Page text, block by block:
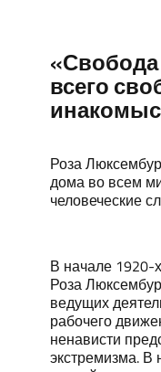
всего
Роза
дома во всем
человеческие
В начале 1920-
Роза
ведущих
рабочего
ненависти
экстремизма. В